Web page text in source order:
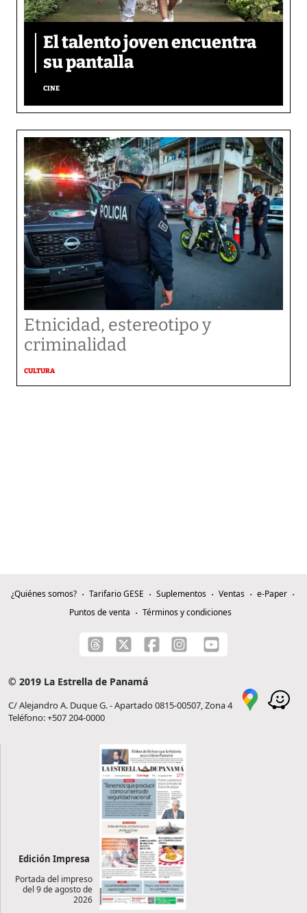
El talento joven encuentra
su pantalla​
CINE
Etnicidad, estereotipo y
criminalidad
CULTURA
¿Quiénes somos? Tarifario GESE Suplementos Ventas
e-Paper
Puntos de venta
Términos y condiciones
© 2019 La Estrella de Panamá
C/ Alejandro A. Duque G. - Apartado 0815-00507, Zona 4
Teléfono: +507 204-0000
Edición Impresa
Portada del impreso
del 9 de agosto de
2026